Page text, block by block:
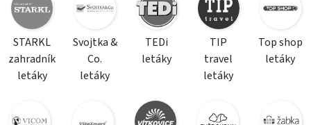
STARKL
zahradník
letáky
Svojtka &
Co.
letáky
TEDi
letáky
TIP
travel
letáky
Top shop
letáky